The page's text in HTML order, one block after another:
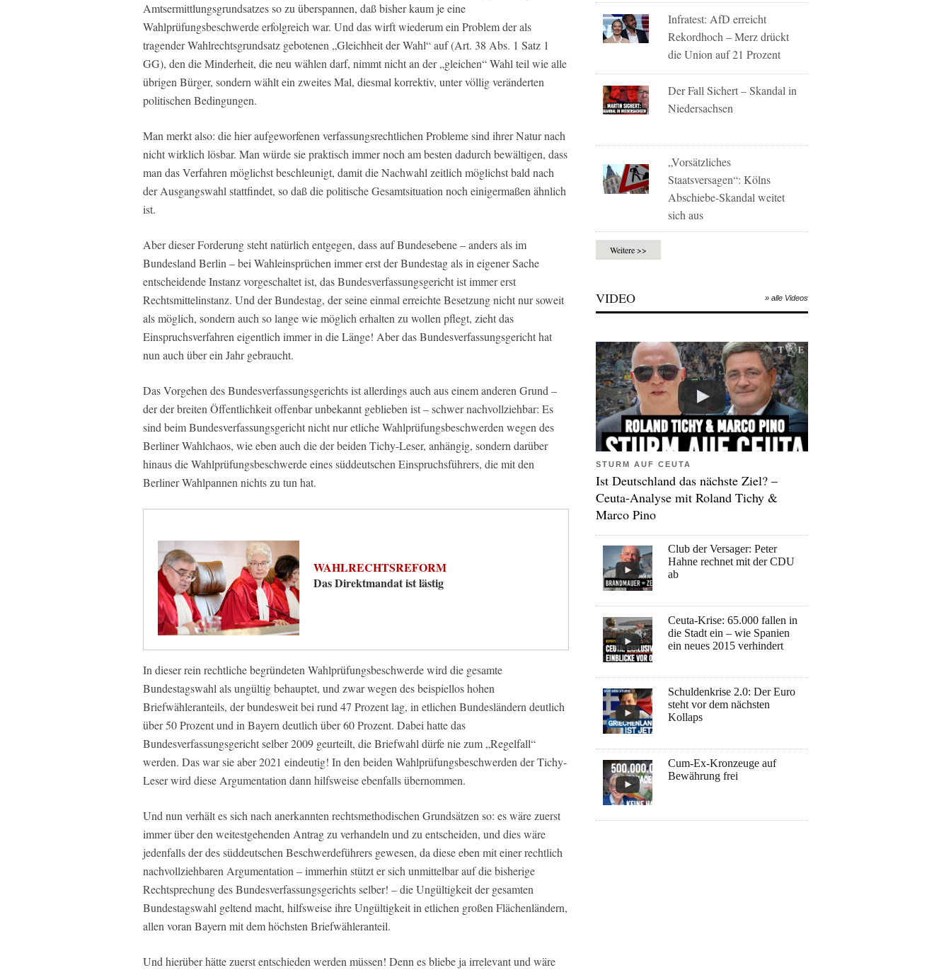
Amtsermittlungsgrundsatzes so zu überspannen, daß bisher kaum je eine
Wahlprüfungsbeschwerde erfolgreich war. Und das wirft wiederum ein Problem der als
tragender Wahlrechtsgrundsatz gebotenen „Gleichheit der Wahl“ auf (Art. 38 Abs. 1 Satz 1
GG), den die Minderheit, die neu wählen darf, nimmt nicht an der „gleichen“ Wahl teil wie alle
übrigen Bürger, sondern wählt ein zweites Mal, diesmal korrektiv, unter völlig veränderten
politischen Bedingungen.
Man merkt also: die hier aufgeworfenen verfassungsrechtlichen Probleme sind ihrer Natur nach
nicht wirklich lösbar. Man würde sie praktisch immer noch am besten dadurch bewältigen, dass
man das Verfahren möglichst beschleunigt, damit die Nachwahl zeitlich möglichst bald nach
der Ausgangswahl stattfindet, so daß die politische Gesamtsituation noch einigermaßen ähnlich
ist.
Aber dieser Forderung steht natürlich entgegen, dass auf Bundesebene – anders als im
Bundesland Berlin – bei Wahleinsprüchen immer erst der Bundestag als in eigener Sache
entscheidende Instanz vorgeschaltet ist, das Bundesverfassungsgericht ist immer erst
Rechtsmittelinstanz. Und der Bundestag, der seine einmal erreichte Besetzung nicht nur soweit
als möglich, sondern auch so lange wie möglich erhalten zu wollen pflegt, zieht das
Einspruchsverfahren eigentlich immer in die Länge! Aber das Bundesverfassungsgericht hat
nun auch über ein Jahr gebraucht.
Das Vorgehen des Bundesverfassungsgerichts ist allerdings auch aus einem anderen Grund –
der der breiten Öffentlichkeit offenbar unbekannt geblieben ist – schwer nachvollziehbar: Es
sind beim Bundesverfassungsgericht nicht nur etliche Wahlprüfungsbeschwerden wegen des
Berliner Wahlchaos, wie eben auch die der beiden Tichy-Leser, anhängig, sondern darüber
hinaus die Wahlprüfungsbeschwerde eines süddeutschen Einspruchsführers, die mit den
Berliner Wahlpannen nichts zu tun hat.
WAHLRECHTSREFORM
Das Direktmandat ist lästig
In dieser rein rechtliche begründeten Wahlprüfungsbeschwerde wird die gesamte
Bundestagswahl als ungültig behauptet, und zwar wegen des beispiellos hohen
Briefwähleranteils, der bundesweit bei rund 47 Prozent lag, in etlichen Bundesländern deutlich
über 50 Prozent und in Bayern deutlich über 60 Prozent. Dabei hatte das
Bundesverfassungsgericht selber 2009 geurteilt, die Briefwahl dürfe nie zum „Regelfall“
werden. Das war sie aber 2021 eindeutig! In den beiden Wahlprüfungsbeschwerden der Tichy-
Leser wird diese Argumentation dann hilfsweise ebenfalls übernommen.
Und nun verhält es sich nach anerkannten rechtsmethodischen Grundsätzen so: es wäre zuerst
immer über den weitestgehenden Antrag zu verhandeln und zu entscheiden, und dies wäre
jedenfalls der des süddeutschen Beschwerdeführers gewesen, da diese eben mit einer rechtlich
nachvollziehbaren Argumentation – immerhin stützt er sich unmittelbar auf die bisherige
Rechtsprechung des Bundesverfassungsgerichts selber! – die Ungültigkeit der gesamten
Bundestagswahl geltend macht, hilfsweise ihre Ungültigkeit in etlichen großen Flächenländern,
allen voran Bayern mit dem höchsten Briefwähleranteil.
Und hierüber hätte zuerst entschieden werden müssen! Denn es bliebe ja irrelevant und wäre
Infratest: AfD erreicht
Rekordhoch – Merz drückt
die Union auf 21 Prozent
Der Fall Sichert – Skandal in
Niedersachsen
„Vorsätzliches
Staatsversagen“: Kölns
Abschiebe-Skandal weitet
sich aus
Weitere >>
VIDEO » alle Videos
STURM AUF CEUTA
Ist Deutschland das nächste Ziel? –
Ceuta-Analyse mit Roland Tichy &
Marco Pino
Club der Versager: Peter
Hahne rechnet mit der CDU
ab
Ceuta-Krise: 65.000 fallen in
die Stadt ein – wie Spanien
ein neues 2015 verhindert
Schuldenkrise 2.0: Der Euro
steht vor dem nächsten
Kollaps
Cum-Ex-Kronzeuge auf
Bewährung frei